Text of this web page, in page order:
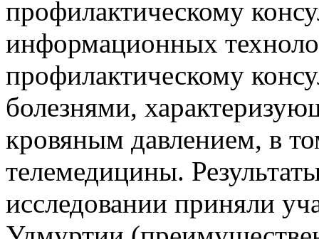
профилактическому
информационных
профилактическому
болезнями,
кровяным давлением, в
телемедицины.
исследовании приняли